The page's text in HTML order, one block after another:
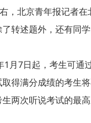
北京青年报记者在
转述题外，还有同
7日起，考生可通
得满分成绩的考生
两次听说考试的最